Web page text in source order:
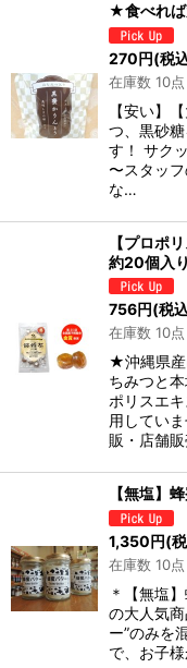
★食べれ
270円(税
在庫数 10点
【安い】
つ、黒砂
す！ サク
〜スタッ
な…
【プロポ
約20個入り
756円(税
在庫数 10点
★沖縄県産
ちみつと
ポリスエ
用してい
販・店舗
【無塩】
1,350円(
在庫数 10点
＊【無塩
の大人気商
ー”のみを
で、お子